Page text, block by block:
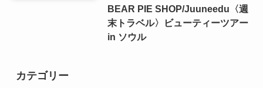
BEAR PIE SHOP/Juuneedu〈週
末トラベル〉ビューティーツアー
in ソウル
カテゴリー